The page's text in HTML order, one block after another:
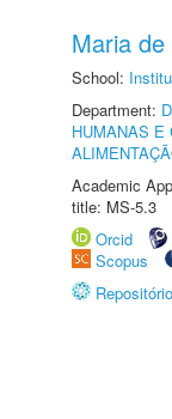
Maria
School:
Department:
HUMANAS E
Academic
title: MS-5.3
Orcid
Scopus